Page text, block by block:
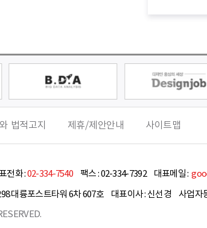
법적고지 제휴/제안안내 사이트맵
전화 :02-334-7540 팩스 :02-334-7392 대표메일 :
대륭포스트타워 6차 607호 대표이사 : 신선경 사업자